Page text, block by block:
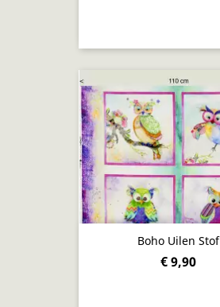
Boho Uilen Stof
€ 9,90